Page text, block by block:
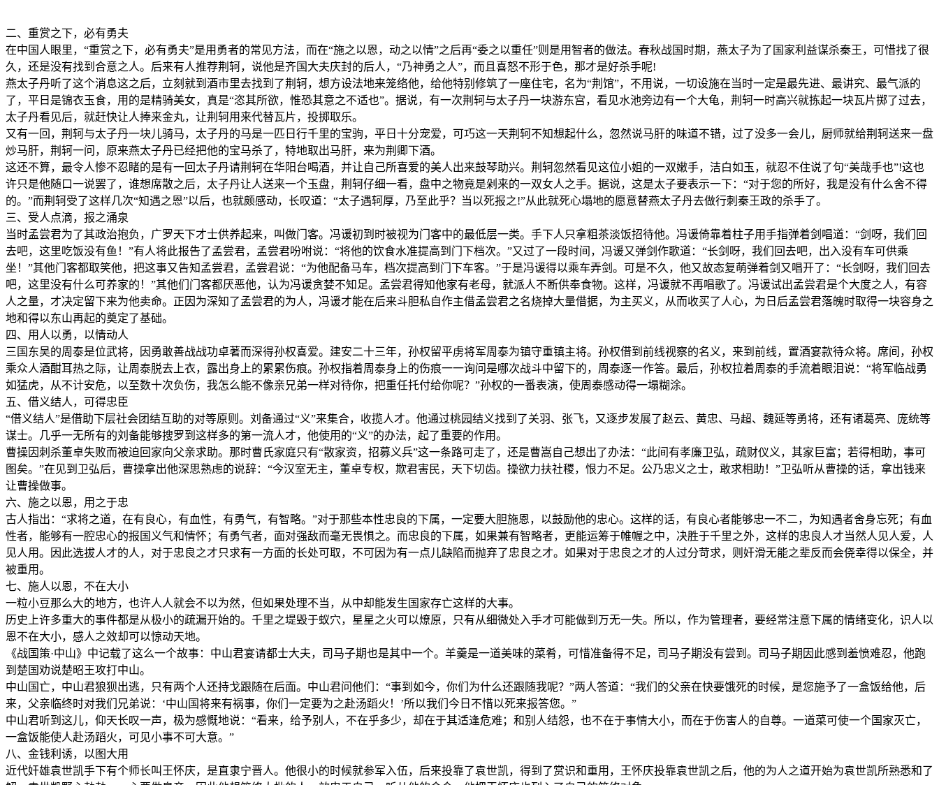
二、重赏之下，必有勇夫
在中国人眼里，“重赏之下，必有勇夫”是用勇者的常见方法，而在“施之以恩，动之以情”之后再“委之以重任”则是用智者的做法。春秋战国时期，燕太子为了国家利益谋杀秦王，可惜找了很
久，还是没有找到合意之人。后来有人推荐荆轲，说他是齐国大夫庆封的后人，“乃神勇之人”，而且喜怒不形于色，那才是好杀手呢!
燕太子丹听了这个消息这之后，立刻就到酒市里去找到了荆轲，想方设法地来笼络他，给他特别修筑了一座住宅，名为“荆馆”，不用说，一切设施在当时一定是最先进、最讲究、最气派的
了，平日是锦衣玉食，用的是精骑美女，真是“恣其所欲，惟恐其意之不适也”。据说，有一次荆轲与太子丹一块游东宫，看见水池旁边有一个大龟，荆轲一时高兴就拣起一块瓦片掷了过去，
太子丹看见后，就赶快让人捧来金丸，让荆轲用来代替瓦片，投掷取乐。
又有一回，荆轲与太子丹一块儿骑马，太子丹的马是一匹日行千里的宝驹，平日十分宠爱，可巧这一天荆轲不知想起什么，忽然说马肝的味道不错，过了没多一会儿，厨师就给荆轲送来一盘
炒马肝，荆轲一问，原来燕太子丹已经把他的宝马杀了，特地取出马肝，来为荆卿下酒。
这还不算，最令人惨不忍睹的是有一回太子丹请荆轲在华阳台喝酒，并让自己所喜爱的美人出来鼓琴助兴。荆轲忽然看见这位小姐的一双嫩手，洁白如玉，就忍不住说了句“美哉手也”!这也
许只是他随口一说罢了，谁想席散之后，太子丹让人送来一个玉盘，荆轲仔细一看，盘中之物竟是剁来的一双女人之手。据说，这是太子要表示一下：“对于您的所好，我是没有什么舍不得
的。”而荆轲受了这样几次“知遇之恩”以后，也就颇感动，长叹道：“太子遇轲厚，乃至此乎？当以死报之!”从此就死心塌地的愿意替燕太子丹去做行刺秦王政的杀手了。
三、受人点滴，报之涌泉
当时孟尝君为了其政治抱负，广罗天下才士供养起来，叫做门客。冯谖初到时被视为门客中的最低层一类。手下人只拿粗茶淡饭招待他。冯谖倚靠着柱子用手指弹着剑唱道：“剑呀，我们回
去吧，这里吃饭没有鱼！”有人将此报告了孟尝君，孟尝君吩咐说：“将他的饮食水准提高到门下档次。”又过了一段时间，冯谖又弹剑作歌道：“长剑呀，我们回去吧，出入没有车可供乘
坐！”其他门客都取笑他，把这事又告知孟尝君，孟尝君说：“为他配备马车，档次提高到门下车客。”于是冯谖得以乘车弄剑。可是不久，他又故态复萌弹着剑又唱开了：“长剑呀，我们回去
吧，这里没有什么可养家的！”其他们门客都厌恶他，认为冯谖贪婪不知足。孟尝君得知他家有老母，就派人不断供奉食物。这样，冯谖就不再唱歌了。冯谖试出孟尝君是个大度之人，有容
人之量，才决定留下来为他卖命。正因为深知了孟尝君的为人，冯谖才能在后来斗胆私自作主借孟尝君之名烧掉大量借据，为主买义，从而收买了人心，为日后孟尝君落魄时取得一块容身之
地和得以东山再起的奠定了基础。
四、用人以勇，以情动人
三国东吴的周泰是位武将，因勇敢善战战功卓著而深得孙权喜爱。建安二十三年，孙权留平虏将军周泰为镇守重镇主将。孙权借到前线视察的名义，来到前线，置酒宴款待众将。席间，孙权
乘众人酒酣耳热之际，让周泰脱去上衣，露出身上的累累伤痕。孙权指着周泰身上的伤痕一一询问是哪次战斗中留下的，周泰逐一作答。最后，孙权拉着周泰的手流着眼泪说：“将军临战勇
如猛虎，从不计安危，以至数十次负伤，我怎么能不像亲兄弟一样对待你，把重任托付给你呢？”孙权的一番表演，使周泰感动得一塌糊涂。
五、借义结人，可得忠臣
“借义结人”是借助下层社会团结互助的对等原则。刘备通过“义”来集合，收揽人才。他通过桃园结义找到了关羽、张飞，又逐步发展了赵云、黄忠、马超、魏延等勇将，还有诸葛亮、庞统等
谋士。几乎一无所有的刘备能够搜罗到这样多的第一流人才，他使用的“义”的办法，起了重要的作用。
曹操因刺杀董卓失败而被迫回家向父亲求助。那时曹氏家庭只有“散家资，招募义兵”这一条路可走了，还是曹嵩自己想出了办法：“此间有孝廉卫弘，疏财仪义，其家巨富；若得相助，事可
图矣。”在见到卫弘后，曹操拿出他深思熟虑的说辞：“今汉室无主，董卓专权，欺君害民，天下切齿。操欲力扶社稷，恨力不足。公乃忠义之士，敢求相助！”卫弘听从曹操的话，拿出钱来
让曹操做事。
六、施之以恩，用之于忠
古人指出：“求将之道，在有良心，有血性，有勇气，有智略。”对于那些本性忠良的下属，一定要大胆施恩，以鼓励他的忠心。这样的话，有良心者能够忠一不二，为知遇者舍身忘死；有血
性者，能够有一腔忠心的报国义气和情怀；有勇气者，面对强敌而毫无畏惧之。而忠良的下属，如果兼有智略者，更能运筹于帷幄之中，决胜于千里之外，这样的忠良人才当然人见人爱，人
见人用。因此选拔人才的人，对于忠良之才只求有一方面的长处可取，不可因为有一点儿缺陷而抛弃了忠良之才。如果对于忠良之才的人过分苛求，则奸滑无能之辈反而会侥幸得以保全，并
被重用。
七、施人以恩，不在大小
一粒小豆那么大的地方，也许人人就会不以为然，但如果处理不当，从中却能发生国家存亡这样的大事。
历史上许多重大的事件都是从极小的疏漏开始的。千里之堤毁于蚁穴，星星之火可以燎原，只有从细微处入手才可能做到万无一失。所以，作为管理者，要经常注意下属的情绪变化，识人以
恩不在大小，感人之效却可以惊动天地。
《战国策·中山》中记载了这么一个故事：中山君宴请都士大夫，司马子期也是其中一个。羊羹是一道美味的菜肴，可惜准备得不足，司马子期没有尝到。司马子期因此感到羞愤难忍，他跑
到楚国劝说楚昭王攻打中山。
中山国亡，中山君狼狈出逃，只有两个人还持戈跟随在后面。中山君问他们：“事到如今，你们为什么还跟随我呢？”两人答道：“我们的父亲在快要饿死的时候，是您施予了一盒饭给他，后
来，父亲临终时对我们兄弟说：‘中山国将来有祸事，你们一定要为之赴汤蹈火！’所以我们今日不惜以死来报答您。”
中山君听到这儿，仰天长叹一声，极为感慨地说：“看来，给予别人，不在乎多少，却在于其适逢危难；和别人结怨，也不在于事情大小，而在于伤害人的自尊。一道菜可使一个国家灭亡，
一盒饭能使人赴汤蹈火，可见小事不可大意。”
八、金钱利诱，以图大用
近代奸雄袁世凯手下有个师长叫王怀庆，是直隶宁晋人。他很小的时候就参军入伍，后来投靠了袁世凯，得到了赏识和重用，王怀庆投靠袁世凯之后，他的为人之道开始为袁世凯所熟悉和了